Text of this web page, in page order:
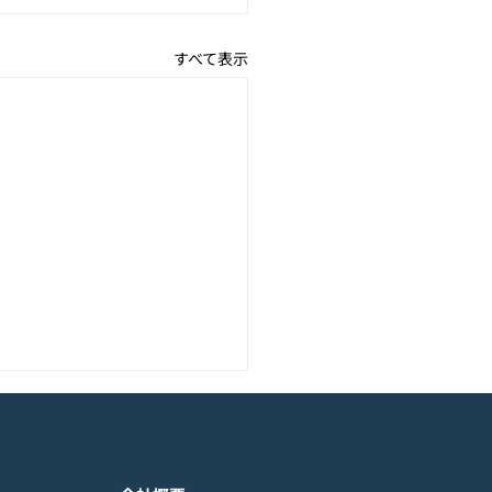
すべて表示
は下記PDFをご確認くださ